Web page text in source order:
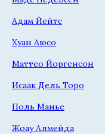
Адам Йейтс
Хуан Аюсо
Маттео Йоргенсон
Исаак Дель Торо
Поль Манье
Жоау Алмейда